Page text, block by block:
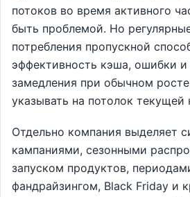
потоков во время активного
быть проблемой. Но
потребления пропускной
эффективность кэша, ошибки
замедления при обычном
указывать на потолок текущей
Отдельно компания выделяет
кампаниями, сезонными
запуском продуктов,
фандрайзингом, Black Friday и